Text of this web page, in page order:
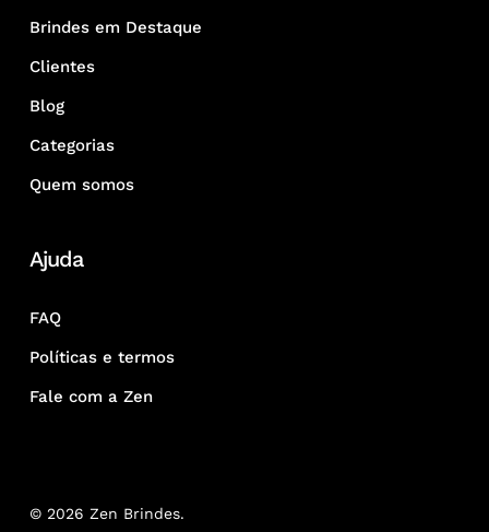
Brindes em Destaque
Clientes
Blog
Categorias
Quem somos
Ajuda
FAQ
Políticas e termos
Fale com a Zen
© 2026 Zen Brindes.